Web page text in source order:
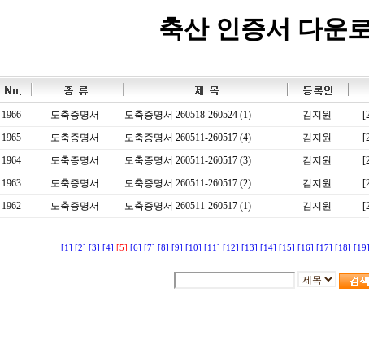
축산 인증서 다운
1966 도축증명서 도축증명서 260518-260524 (1) 김지원
1965
도축증명서 도축증명서 260511-260517 (4) 김지원
1964
도축증명서 도축증명서 260511-260517 (3) 김지원
1963
도축증명서 도축증명서 260511-260517 (2) 김지원
1962
도축증명서 도축증명서 260511-260517 (1) 김지원
[1] [2] [3] [4] [5] [6] [7] [8] [9] [10] [11] [12] [13] [14] [15] [16] [17] [18] [19]